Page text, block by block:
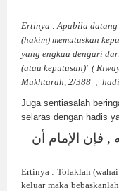
Ertinya : Apabila datang
(hakim) memutuskan
yang engkau dengari
(atau keputusan)" (
Mukhtarah, 2/388 ;
Juga sentiasalah
selaras dengan hadis
فإن الإمام أن
Ertinya : Tolaklah
keluar maka